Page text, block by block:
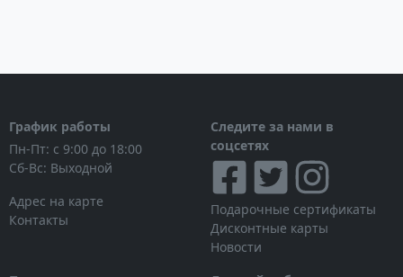
График работы
Пн-Пт: с 9:00 до 18:00
Сб-Вс: Выходной
Адрес на карте
Контакты
Следите за нами в
соцсетях
Подарочные сертификаты
Дисконтные карты
Новости